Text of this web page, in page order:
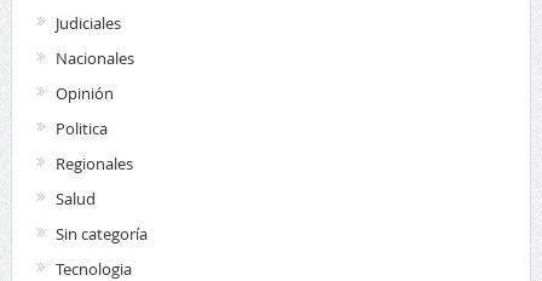
Judiciales
Nacionales
Opinión
Politica
Regionales
Salud
Sin categoría
Tecnologia